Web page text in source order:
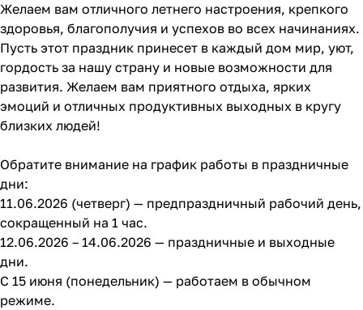
Желаем вам отличного летнего настроения, крепкого
здоровья, благополучия и успехов во всех начинаниях.
Пусть этот праздник принесет в каждый дом мир, уют,
гордость за нашу страну и новые возможности для
развития. Желаем вам приятного отдыха, ярких
эмоций и отличных продуктивных выходных в кругу
близких людей!
Обратите внимание на график работы в праздничные
дни:
11.06.2026 (четверг) — предпраздничный рабочий день,
сокращенный на 1 час.
12.06.2026 – 14.06.2026 — праздничные и выходные
дни.
С 15 июня (понедельник) — работаем в обычном
режиме.